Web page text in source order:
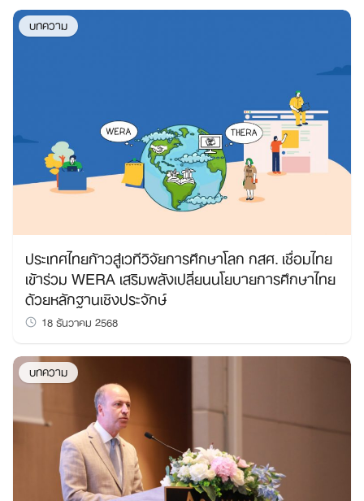
บทความ
ประเทศไทยก้าวสู่เวทีวิจัยการศึกษาโลก กสศ. เชื่อมไทย
เข้าร่วม WERA เสริมพลังเปลี่ยนนโยบายการศึกษาไทย
ด้วยหลักฐานเชิงประจักษ์
18 ธันวาคม 2568
บทความ